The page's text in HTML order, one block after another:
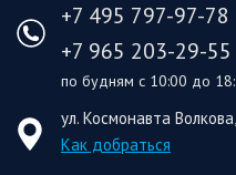
+7 495 797-97-78
+7 965 203-29-55
по будням с 10:00 до
ул. Космонавта
Как добраться